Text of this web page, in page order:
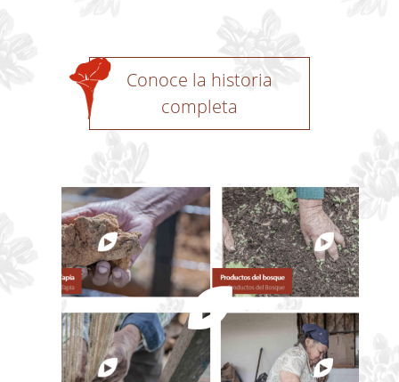
Conoce la historia
completa